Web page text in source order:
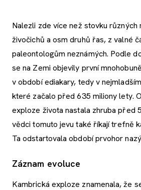
Nalezli zde více než stovku různých
živočichů a osm druhů řas, z valné
paleontologům neznámých. Podle
se na Zemi objevily první
v období ediakary, tedy v
které začalo před 635 miliony lety.
exploze života nastala zhruba před
vědci tomuto jevu také říkají trefně
Ta odstartovala období prvohor
Záznam evoluce
Kambrická exploze znamenala, že